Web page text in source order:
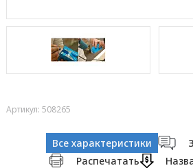
Артикул: 508265
Все характеристики
Распечатать